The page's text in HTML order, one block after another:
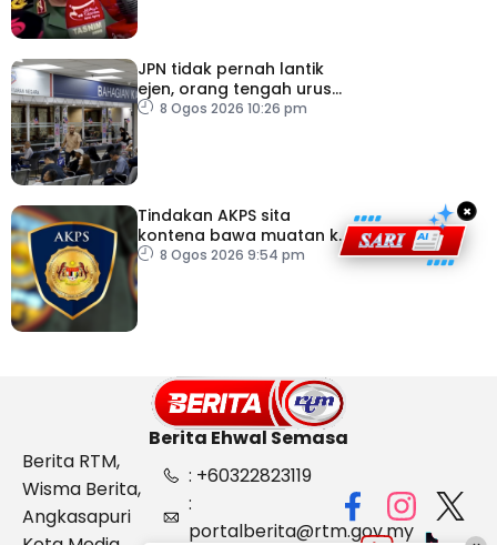
JPN tidak pernah lantik
ejen, orang tengah urus
dokumentasi
8 Ogos 2026 10:26 pm
Tindakan AKPS sita
kontena bawa muatan ke
Israel bukti ketegasan
8 Ogos 2026 9:54 pm
×
Berita Ehwal Semasa
Berita RTM,
Wisma Berita,
Angkasapuri
: +60322823119
:
portalberita@rtm.gov.my